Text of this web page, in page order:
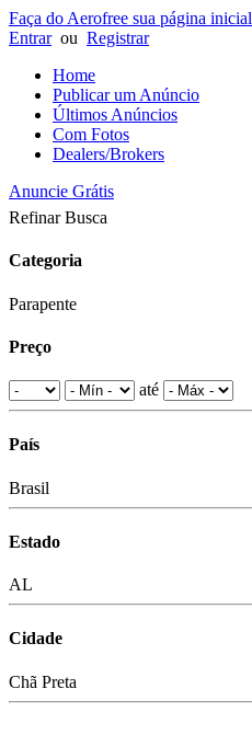
Faça do Aerofree sua página inicial
Entrarou Registrar
Home
Publicar um Anúncio
Últimos Anúncios
Com Fotos
Dealers/Brokers
Anuncie Grátis
Refinar Busca
Categoria
Parapente
Preço
até
País
Brasil
Estado
AL
Cidade
Chã Preta